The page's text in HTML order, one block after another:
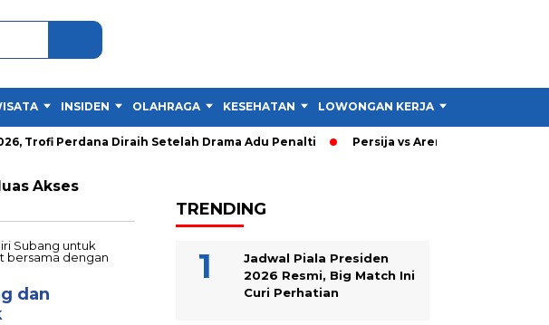
INSIDEN OLAHRAGA KESEHATAN LOWONGAN KERJA
Perdana Diraih Setelah Drama Adu Penalti Persija vs Arema: Persija Menang
Akses
dan
TRENDING
Jadwal Piala Presiden
2026 Resmi, Big Match Ini
Curi Perhatian